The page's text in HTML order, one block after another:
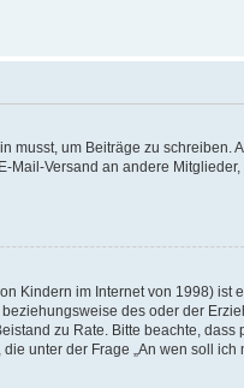
um Beiträge zu schreiben.
Versand an andere
Kindern im Internet von 1998) ist
des oder der
zu Rate. Bitte beachte,
unter der Frage „An wen soll